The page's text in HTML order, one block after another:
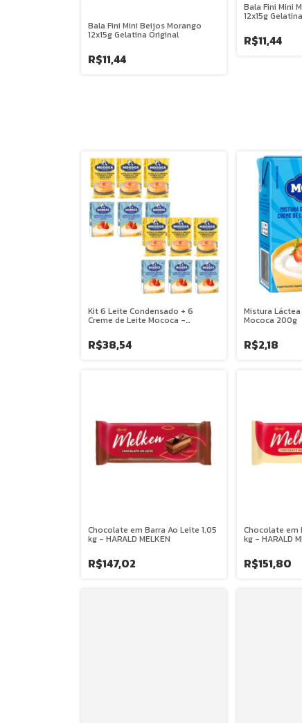
Bala Fini Mini Beijos Morango
12x15g Gelatina Original
R$11,44
Bala Fini Mini
12x15g
R$11,44
Kit 6 Leite Condensado + 6
Creme de Leite Mococa -
R$38,54
Mistura
Mococa 200g
R$2,18
Chocolate em Barra Ao Leite 1,05
kg - HARALD MELKEN
R$147,02
Chocolate em
kg - HARALD
R$151,80